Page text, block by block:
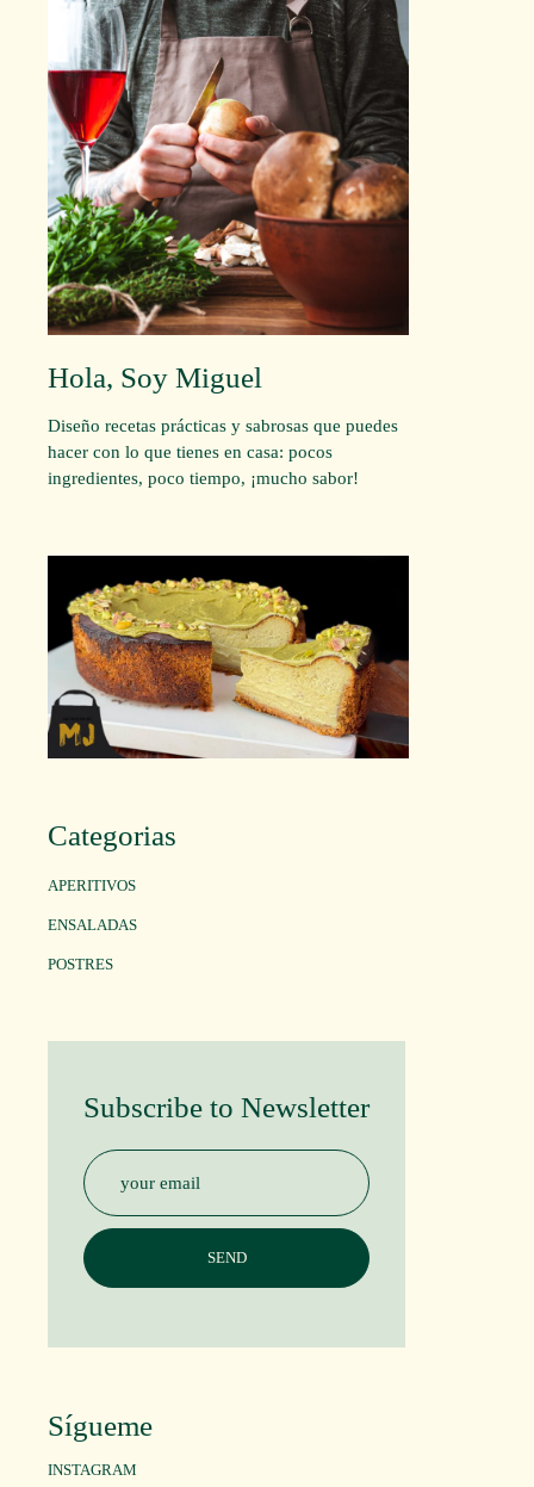
Hola, Soy Miguel
Diseño recetas prácticas y sabrosas que puedes
hacer con lo que tienes en casa: pocos
ingredientes, poco tiempo, ¡mucho sabor!
Categorias
APERITIVOS
ENSALADAS
POSTRES
Subscribe to Newsletter
Sígueme
INSTAGRAM